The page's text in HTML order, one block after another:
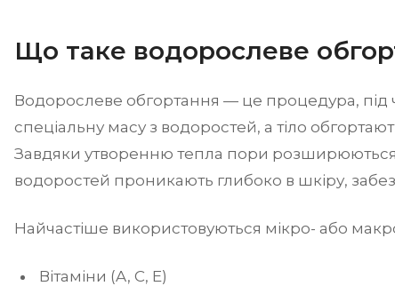
Що таке водорослеве
Водорослеве обгортання — це процедура, під
спеціальну масу з водоростей, а тіло
Завдяки утворенню тепла пори
водоростей проникають глибоко в шкіру,
Найчастіше використовуються мікро- або
Вітаміни (A, C, E)